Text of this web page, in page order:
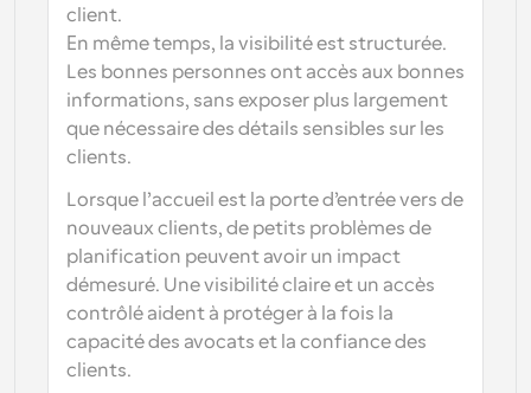
client.
En même temps, la visibilité est structurée.
Les bonnes personnes ont accès aux bonnes
informations, sans exposer plus largement
que nécessaire des détails sensibles sur les
clients.
Lorsque l’accueil est la porte d’entrée vers de
nouveaux clients, de petits problèmes de
planification peuvent avoir un impact
démesuré. Une visibilité claire et un accès
contrôlé aident à protéger à la fois la
capacité des avocats et la confiance des
clients.